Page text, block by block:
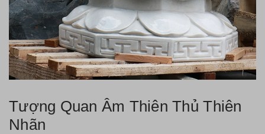
Tượng Quan Âm Thiên Thủ Thiên
Nhãn